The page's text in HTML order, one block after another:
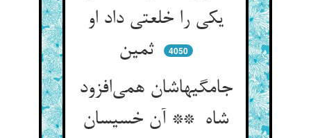
یکی را خلعتی داد او
ثمین
4050
جامگیهاشان همی‌افزود
شاه ** آن خسیسان